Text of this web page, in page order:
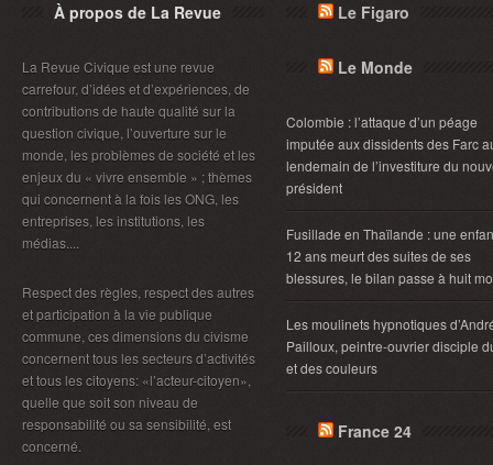
À propos de La Revue
La Revue Civique est une revue
carrefour, d’idées et d’expériences, de
contributions de haute qualité sur la
question civique, l’ouverture sur le
monde, les problèmes de société et les
enjeux du « vivre ensemble » ; thèmes
qui concernent à la fois les ONG, les
entreprises, les institutions, les
médias....
Respect des règles, respect des autres
et participation à la vie publique
commune, ces dimensions du civisme
concernent tous les secteurs d’activités
et tous les citoyens: «l’acteur-citoyen»,
quelle que soit son niveau de
responsabilité ou sa sensibilité, est
concerné.
Le Figaro
Le Monde
Colombie : l’attaque d’un péage
imputée aux dissidents des Farc
lendemain de l’investiture du
président
Fusillade en Thaïlande : une
12 ans meurt des suites de ses
blessures, le bilan passe à huit
Les moulinets hypnotiques
Pailloux, peintre-ouvrier disciple
et des couleurs
France 24